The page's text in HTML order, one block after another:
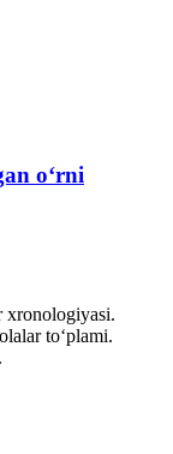
oʻrni
xronologiyasi.
to‘plami.